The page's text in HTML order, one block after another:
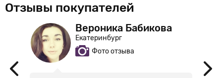
Отзывы покупателей
Вероника Бабикова
Екатеринбург
Фото отзыва